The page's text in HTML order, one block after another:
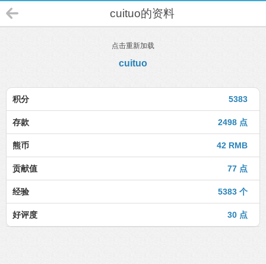
cuituo的资料
点击重新加载
cuituo
5383
积分
2498 点
存款
42 RMB
熊币
77 点
贡献值
5383 个
经验
30 点
好评度